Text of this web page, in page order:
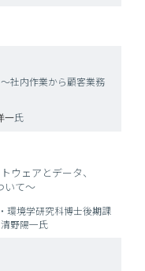
～社内作業から顧客業務
一氏
ウェアとデータ、
いて～
環境学研究科博士後期課
野陽一氏